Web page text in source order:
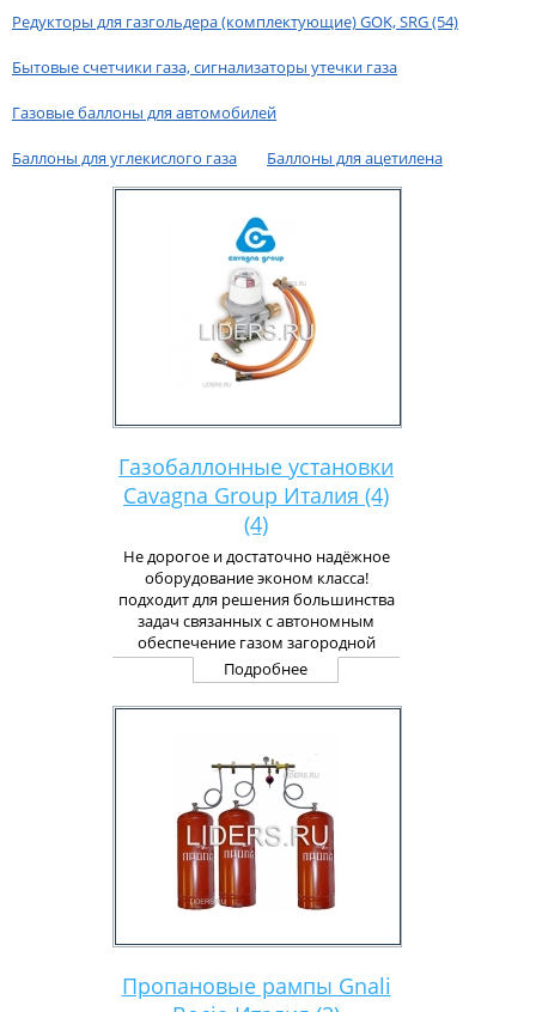
Редукторы для газгольдера (комплектующие) GOK, SRG (54)
Бытовые счетчики газа, сигнализаторы утечки газа
Газовые баллоны для автомобилей
Баллоны для углекислого газа Баллоны для ацетилена
Газобаллонные установки
Cavagna Group Италия (4)
(4)
Не дорогое и достаточно надёжное
оборудование эконом класса!
подходит для решения большинства
задач связанных с автономным
обеспечение газом загородной
недвижимости!
Подробнее
Пропановые рампы Gnali